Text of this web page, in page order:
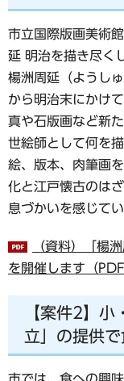
市立国際版画美術
延 明治を描き尽く
楊洲周延（ようし
から明治末にかけ
真や石版画など新
世絵師として何を
絵、版本、肉筆画
化と江戸懐古のは
息づかいを感じて
（資料）「楊
を開催します（
【案件2】
立」の提供
市では、食への興